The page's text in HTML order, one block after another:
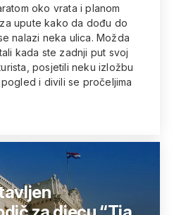
oko vrata i planom
upute kako da dođu do
nalazi neka ulica. Možda
kada ste zadnji put svoj
posjetili neku izložbu
i divili se pročeljima